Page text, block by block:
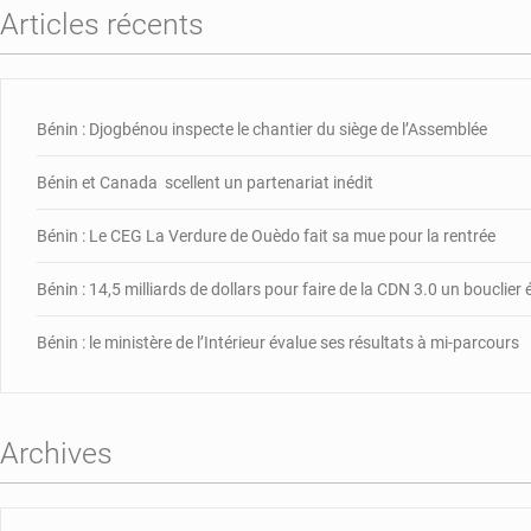
Articles récents
Bénin : Djogbénou inspecte le chantier du siège de l’Assemblée
Bénin et Canada scellent un partenariat inédit
Bénin : Le CEG La Verdure de Ouèdo fait sa mue pour la rentrée
Bénin : 14,5 milliards de dollars pour faire de la CDN 3.0 un bouclier
Bénin : le ministère de l’Intérieur évalue ses résultats à mi-parcours
Archives